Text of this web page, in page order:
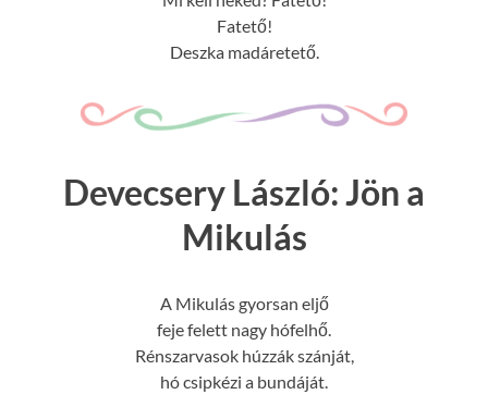
Fatető!
Deszka madáretető.
Devecsery László: Jön a
Mikulás
A Mikulás gyorsan eljő
feje felett nagy hófelhő.
Rénszarvasok húzzák szánját,
hó csipkézi a bundáját.